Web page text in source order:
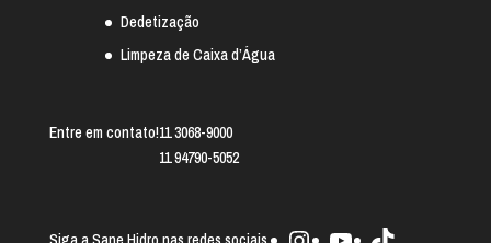
Dedetização
Limpeza de Caixa d’Água
Entre em contato!11 3068-9000
11 94790-5052